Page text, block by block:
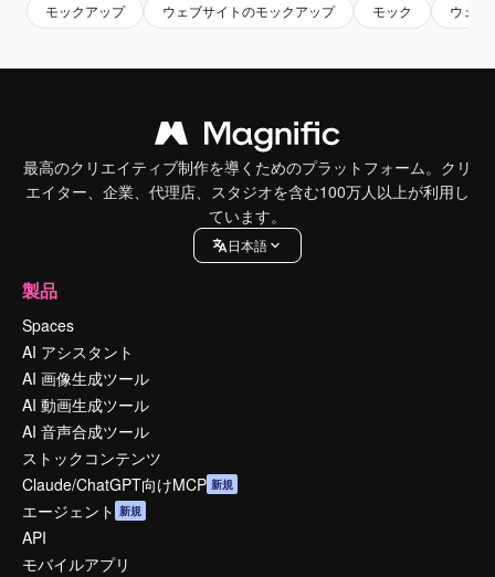
モックアップ ウェブサイトのモックアップ モック ウェブ
最高のクリエイティブ制作を導くためのプラットフォーム。クリ
エイター、企業、代理店、スタジオを含む100万人以上が利用し
ています。
日本語
製品
Spaces
AI アシスタント
AI 画像生成ツール
AI 動画生成ツール
AI 音声合成ツール
ストックコンテンツ
Claude/ChatGPT向けMCP 新規
エージェント 新規
API
モバイルアプリ